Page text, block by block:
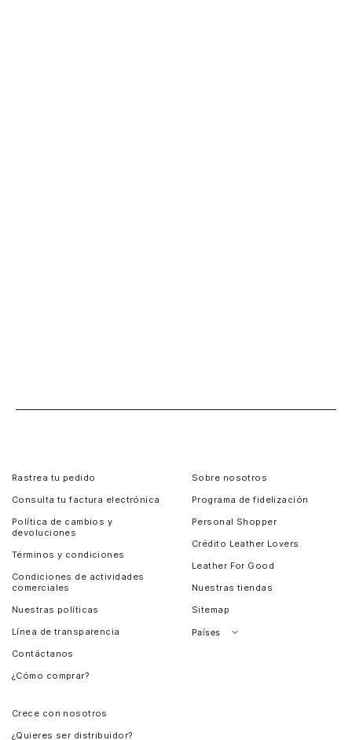
Rastrea tu pedido
Consulta tu factura electrónica
Política de cambios y
devoluciones
Términos y condiciones
Condiciones de actividades
comerciales
Nuestras políticas
Línea de transparencia
Contáctanos
¿Cómo comprar?
Sobre nosotros
Programa de fidelización
Personal Shopper
Crédito Leather Lovers
Leather For Good
Nuestras tiendas
Sitemap
Países
Crece con nosotros
¿Quieres ser distribuidor?